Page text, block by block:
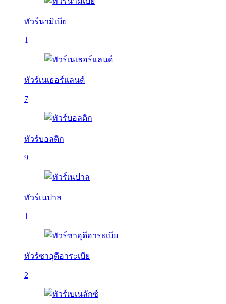
ทัวร์นามิเบีย
1
ทัวร์เนเธอร์แลนด์
7
ทัวร์บอลติก
9
ทัวร์เนปาล
1
ทัวร์ซาอุดีอาระเบีย
2